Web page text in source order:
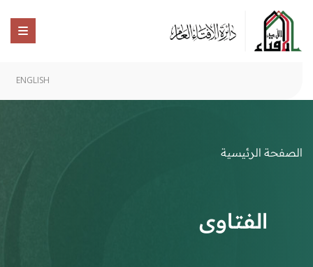
ENGLISH
الصفحة الرئيسية
الفتاوى